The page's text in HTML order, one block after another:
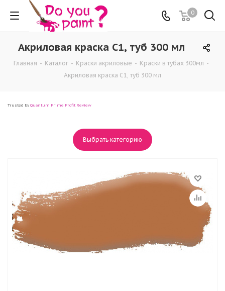
0
Акриловая краска C1, туб 300 мл
Главная - Каталог - Краски акриловые - Краски в тубах 300мл -
Акриловая краска C1, туб 300 мл
Trusted by Quantum Prime Profit Review
Выбрать категорию